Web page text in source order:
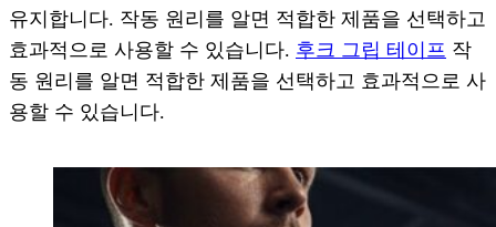
유지합니다. 작동 원리를 알면 적합한 제품을 선택하고
효과적으로 사용할 수 있습니다. 후크 그립 테이프 작
동 원리를 알면 적합한 제품을 선택하고 효과적으로 사
용할 수 있습니다.